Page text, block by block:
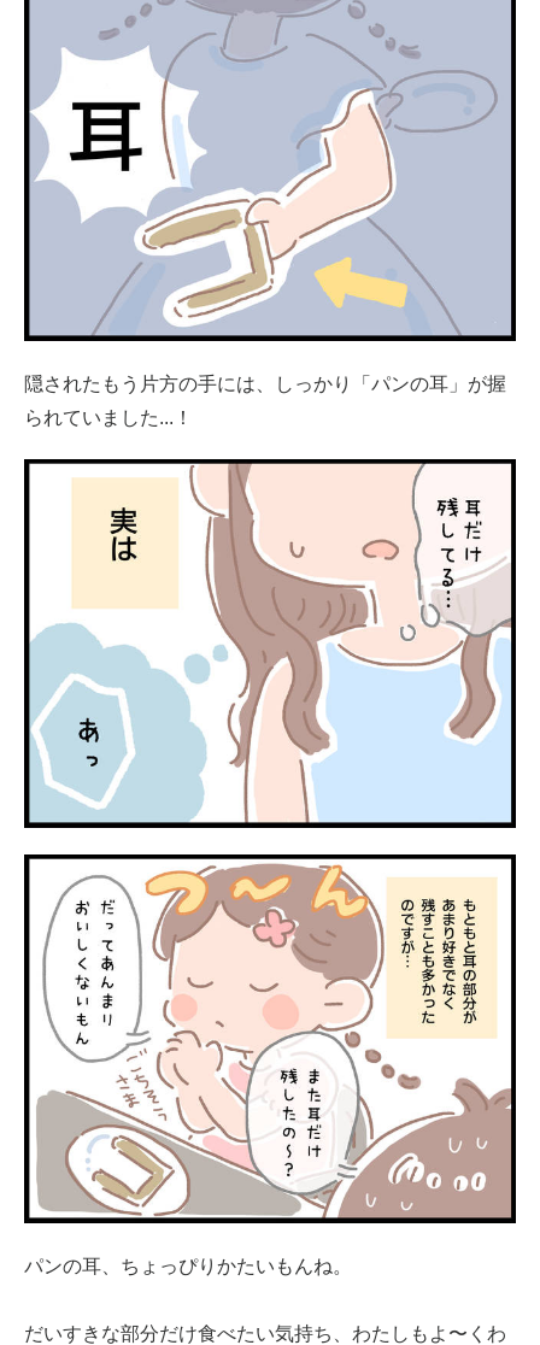
隠されたもう片方の手には、しっかり「パンの耳」が握
られていました...！
パンの耳、ちょっぴりかたいもんね。
だいすきな部分だけ食べたい気持ち、わたしもよ〜くわ